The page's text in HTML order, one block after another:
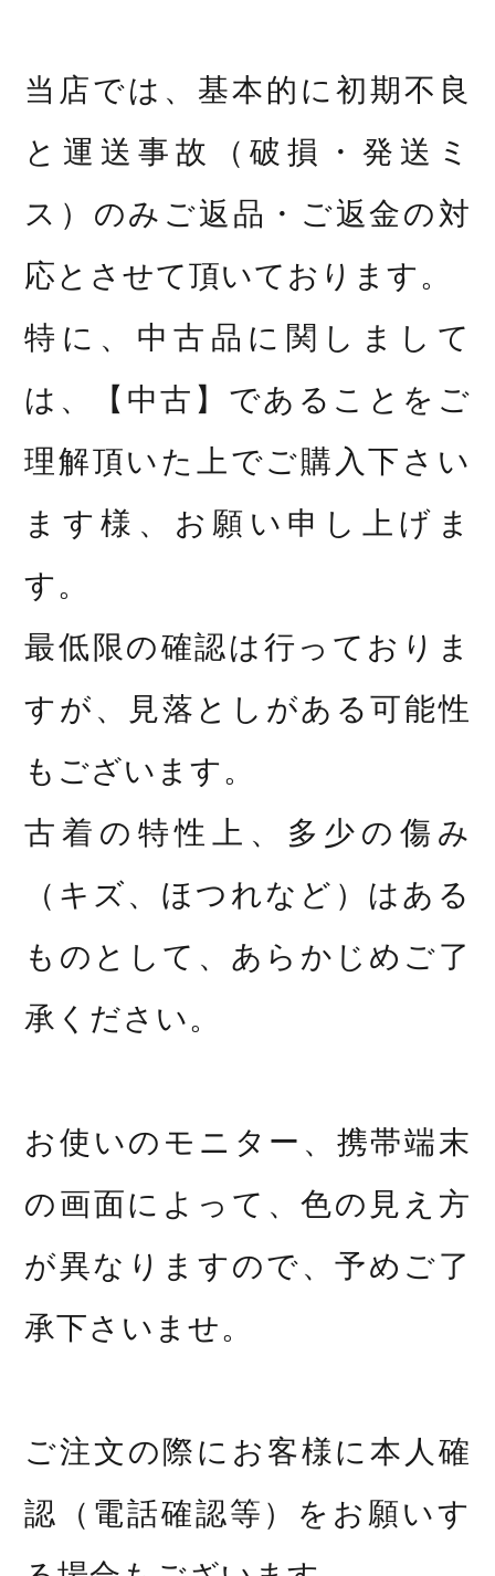
当店では、基本的に初期不良
と運送事故（破損・発送ミ
ス）のみご返品・ご返金の対
応とさせて頂いております。
特に、中古品に関しまして
は、【中古】であることをご
理解頂いた上でご購入下さい
ます様、お願い申し上げま
す。
最低限の確認は行っておりま
すが、見落としがある可能性
もございます。
古着の特性上、多少の傷み
（キズ、ほつれなど）はある
ものとして、あらかじめご了
承ください。
お使いのモニター、携帯端末
の画面によって、色の見え方
が異なりますので、予めご了
承下さいませ。
ご注文の際にお客様に本人確
認（電話確認等）をお願いす